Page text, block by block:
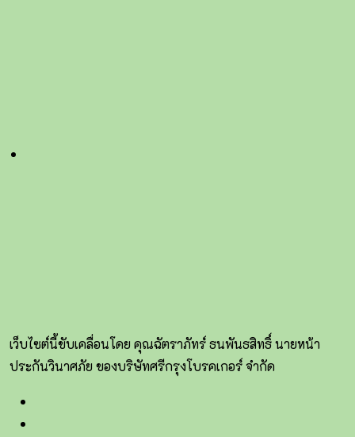
เว็บไซต์นี้ขับเคลื่อนโดย คุณฉัตราภัทร์ ธนพันธสิทธิ์ นายหน้า
ประกันวินาศภัย ของบริษัทศรีกรุงโบรคเกอร์ จำกัด